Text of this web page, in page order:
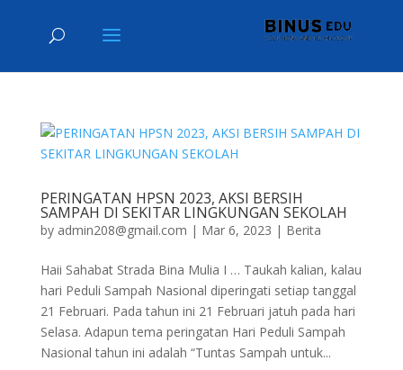
PERINGATAN HPSN 2023, AKSI BERSIH
SAMPAH DI SEKITAR LINGKUNGAN SEKOLAH
by admin208@gmail.com | Mar 6, 2023 | Berita
Haii Sahabat Strada Bina Mulia I … Taukah kalian, kalau
hari Peduli Sampah Nasional diperingati setiap tanggal
21 Februari. Pada tahun ini 21 Februari jatuh pada hari
Selasa. Adapun tema peringatan Hari Peduli Sampah
Nasional tahun ini adalah “Tuntas Sampah untuk...